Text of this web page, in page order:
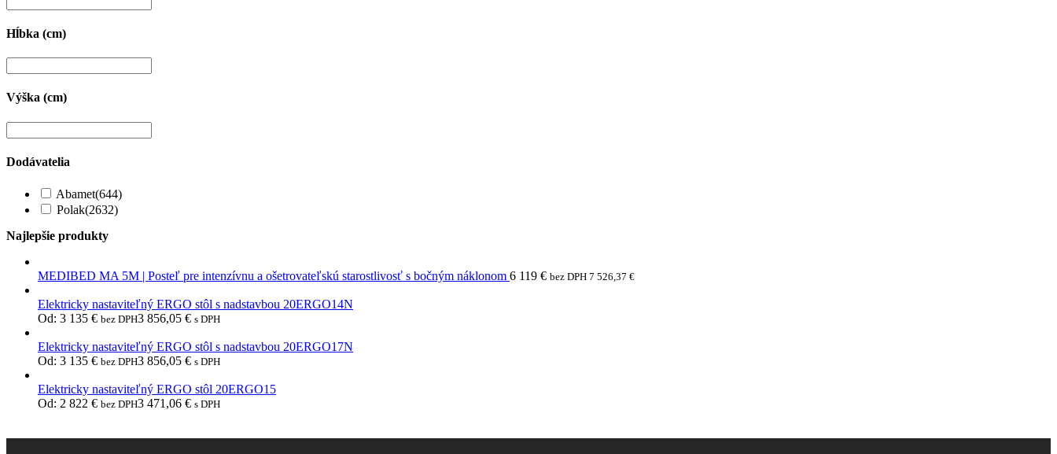
Hĺbka (cm)
Výška (cm)
Dodávatelia
Abamet(644)
Polak(2632)
Najlepšie produkty
MEDIBED MA 5M | Posteľ pre intenzívnu a ošetrovateľskú starostlivosť s bočným náklonom 6 119 € bez DPH 7 526,37 €
Elektricky nastaviteľný ERGO stôl s nadstavbou 20ERGO14N
Od: 3 135 € bez DPH3 856,05 € s DPH
Elektricky nastaviteľný ERGO stôl s nadstavbou 20ERGO17N
Od: 3 135 € bez DPH3 856,05 € s DPH
Elektricky nastaviteľný ERGO stôl 20ERGO15
Od: 2 822 € bez DPH3 471,06 € s DPH